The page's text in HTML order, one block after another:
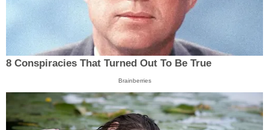
8 Conspiracies That Turned Out To Be True
Brainberries